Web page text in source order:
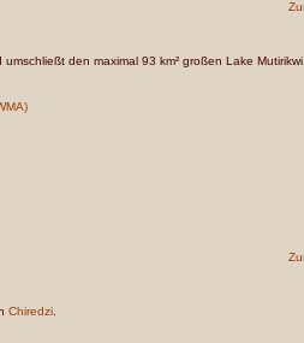
umschließt den maximal 93 km² großen Lake Mutirikwi
Chiredzi